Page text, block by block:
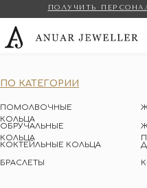
ПОЛУЧИТЬ
ПО КАТЕГОРИИ
ПОМОЛВОЧНЫЕ
КОЛЬЦА
ОБРУЧАЛЬНЫЕ
КОЛЬЦА
КОКТЕЙЛЬНЫЕ КОЛЬЦА
БРАСЛЕТЫ